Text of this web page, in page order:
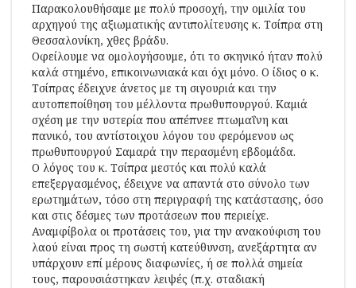
Παρακολουθήσαμε με πολύ προσοχή, την ομιλία του
αρχηγού της αξιωματικής αντιπολίτευσης κ. Τσίπρα στη
Θεσσαλονίκη, χθες βράδυ.
Οφείλουμε να ομολογήσουμε, ότι το σκηνικό ήταν πολύ
καλά στημένο, επικοινωνιακά και όχι μόνο. Ο ίδιος ο κ.
Τσίπρας έδειχνε άνετος με τη σιγουριά και την
αυτοπεποίθηση του μέλλοντα πρωθυπουργού. Καμιά
σχέση με την υστερία που απέπνεε πτωμαΐνη και
πανικό, του αντίστοιχου λόγου του φερόμενου ως
πρωθυπουργού Σαμαρά την περασμένη εβδομάδα.
Ο λόγος του κ. Τσίπρα μεστός και πολύ καλά
επεξεργασμένος, έδειχνε να απαντά στο σύνολο των
ερωτημάτων, τόσο στη περιγραφή της κατάστασης, όσο
και στις δέσμες των προτάσεων που περιείχε.
Αναμφίβολα οι προτάσεις του, για την ανακούφιση του
λαού είναι προς τη σωστή κατεύθυνση, ανεξάρτητα αν
υπάρχουν επί μέρους διαφωνίες, ή σε πολλά σημεία
τους, παρουσιάστηκαν λειψές (π.χ. σταδιακή